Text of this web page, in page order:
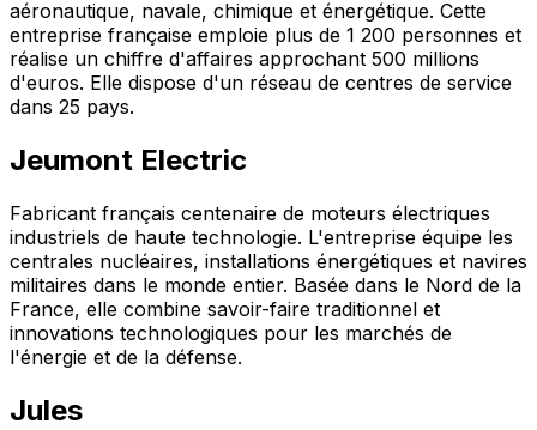
aéronautique, navale, chimique et énergétique. Cette
entreprise française emploie plus de 1 200 personnes et
réalise un chiffre d'affaires approchant 500 millions
d'euros. Elle dispose d'un réseau de centres de service
dans 25 pays.
Jeumont Electric
Fabricant français centenaire de moteurs électriques
industriels de haute technologie. L'entreprise équipe les
centrales nucléaires, installations énergétiques et navires
militaires dans le monde entier. Basée dans le Nord de la
France, elle combine savoir-faire traditionnel et
innovations technologiques pour les marchés de
l'énergie et de la défense.
Jules